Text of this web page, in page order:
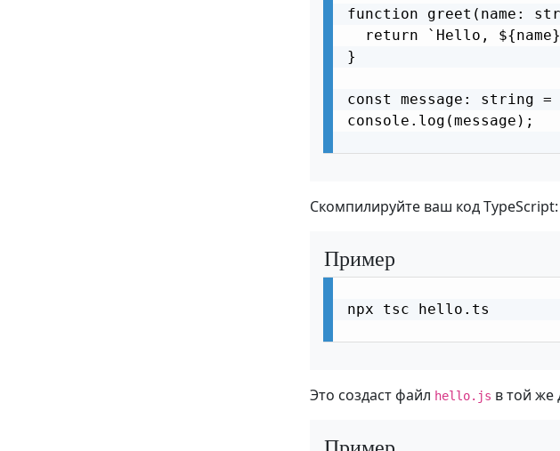
function greet(name:
return `Hello,
}
const message: string
console.log(message);
Скомпилируйте ваш код TypeScript:
Пример
npx tsc hello.ts
Это создаст файл hello.js в той же